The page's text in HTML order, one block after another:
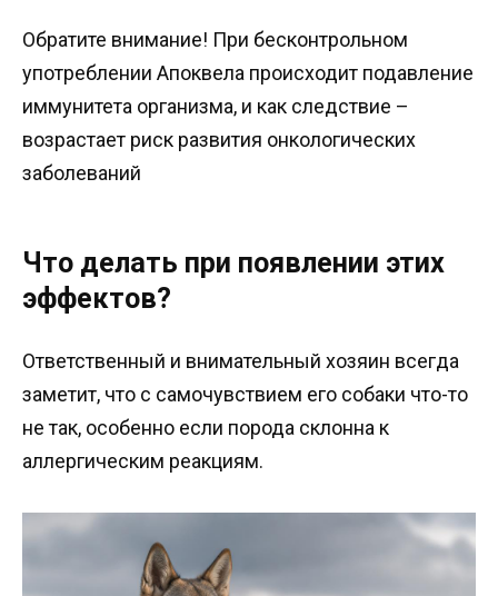
Обратите внимание! При бесконтрольном
употреблении Апоквела происходит подавление
иммунитета организма, и как следствие –
возрастает риск развития онкологических
заболеваний
Что делать при появлении этих
эффектов?
Ответственный и внимательный хозяин всегда
заметит, что с самочувствием его собаки что-то
не так, особенно если порода склонна к
аллергическим реакциям.